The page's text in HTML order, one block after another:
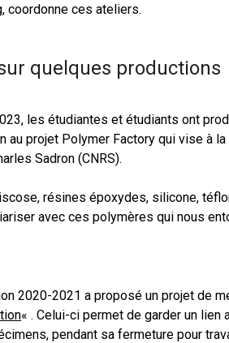
coordonne ces ateliers.
quelques productions
les étudiantes et étudiants ont
au projet Polymer Factory qui vise à
Sadron (CNRS).
résines époxydes, silicone,
avec ces polymères qui nous
2020-2021 a proposé un projet de
« . Celui-ci permet de garder un
pendant sa fermeture pour